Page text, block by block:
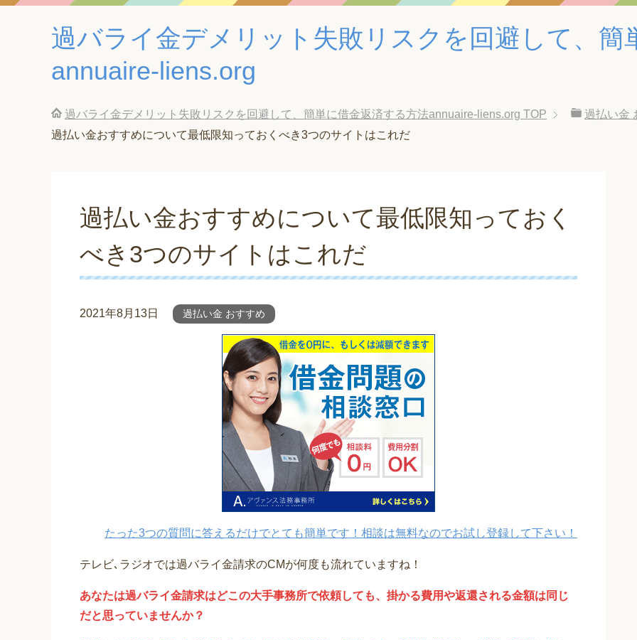
過バライ金デメリット失敗リスクを回避して、簡
annuaire-liens.org
過バライ金デメリット失敗リスクを回避して、簡単に借金返済する方法annuaire-liens.org TOP
過払い金
過払い金おすすめについて最低限知っておくべき3つのサイトはこれだ
過払い金おすすめについて最低限知っておく
べき3つのサイトはこれだ
2021年8月13日 過払い金 おすすめ
たった3つの質問に答えるだけでとても簡単です！相談は無料なのでお試し登録して下さい！
テレビ､ラジオでは過バライ金請求のCMが何度も流れていますね！
あなたは過バライ金請求はどこの大手事務所で依頼しても、掛かる費用や返還される金額は同じ
だと思っていませんか？